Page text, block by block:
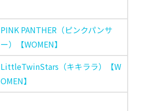
PINK PANTHER（ピンクパンサ
ー）【WOMEN】
LittleTwinStars（キキララ）【W
OMEN】